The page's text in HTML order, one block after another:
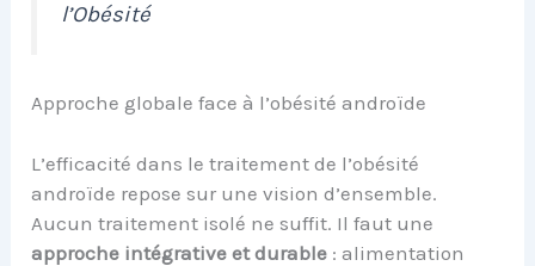
l’Obésité
Approche globale face à l’obésité androïde
L’efficacité dans le traitement de l’obésité
androïde repose sur une vision d’ensemble.
Aucun traitement isolé ne suffit. Il faut une
approche intégrative et durable : alimentation